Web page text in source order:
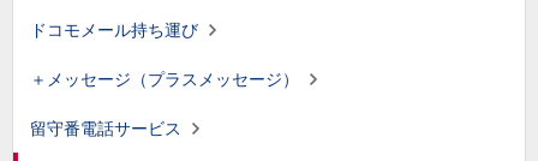
ドコモメール持ち運び
＋メッセージ（プラスメッセージ）
留守番電話サービス